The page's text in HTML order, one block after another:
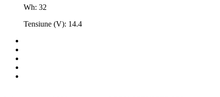
Wh: 32
Tensiune (V): 14.4